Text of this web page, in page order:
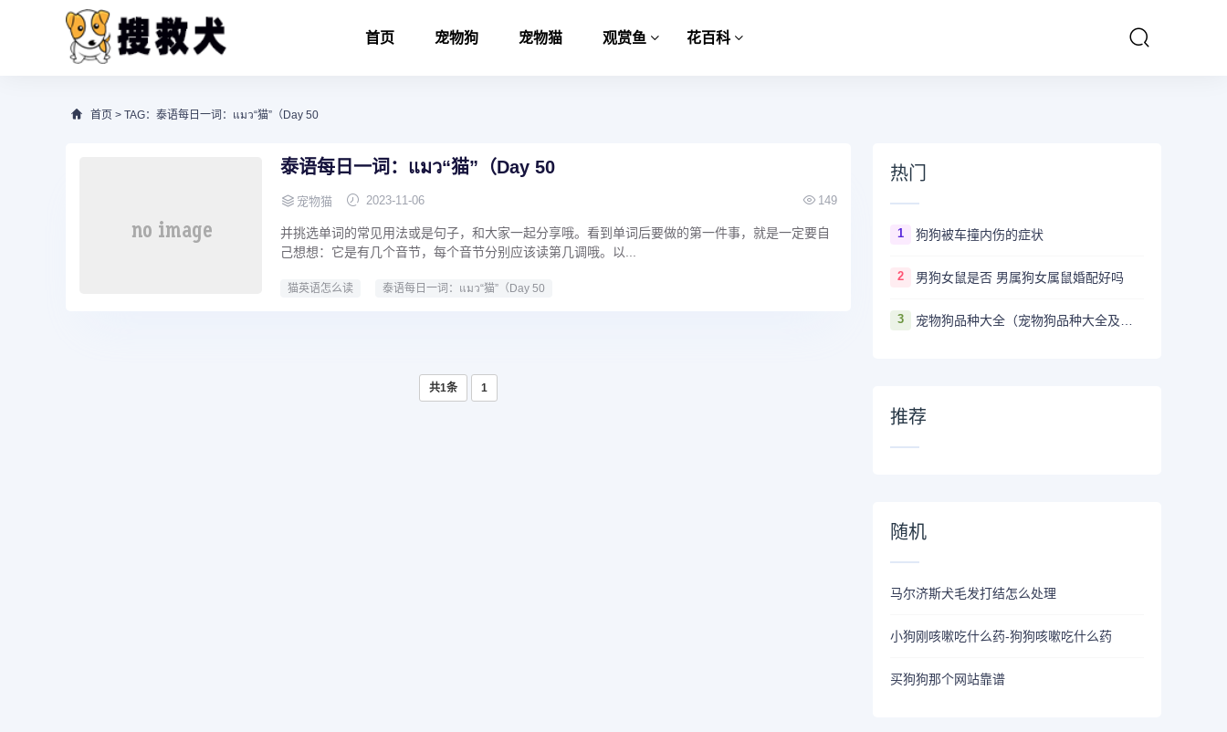
首页 宠物狗 宠物猫 观赏鱼 花百科
首页 > TAG：泰语每日一词：แมว“猫”（Day 50
泰语每日一词：แมว“猫”（Day 50
宠物猫 2023-11-06 149
并挑选单词的常见用法或是句子，和大家一起分享哦。看到单词后要做的第一件事，就是一定要自
己想想：它是有几个音节，每个音节分别应该读第几调哦。以...
猫英语怎么读 泰语每日一词：แมว“猫”（Day 50
共1条 1
热门
1 狗狗被车撞内伤的症状
2 男狗女鼠是否 男属狗女属鼠婚配好吗
3
推荐
随机
马尔济斯犬毛发打结怎么处理
小狗刚咳嗽吃什么药-狗狗咳嗽吃什么药
买狗狗那个网站靠谱